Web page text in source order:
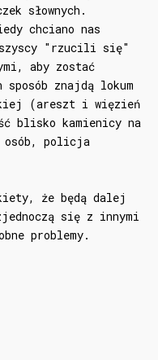
słownych.
chciano nas
"rzucili się"
aby zostać
znajdą lokum
(areszt i więzień
blisko kamienicy na
osób, policja
że będą dalej
się z innymi
problemy.